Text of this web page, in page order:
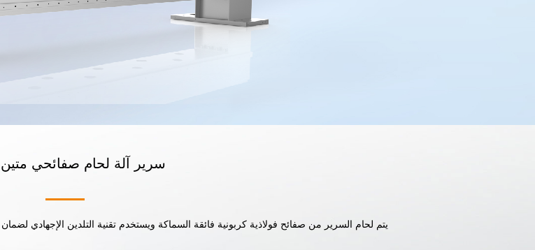
سرير آلة لحام صفائحي متين
يتم لحام السرير من صفائح فولاذية كربونية فائقة السماكة ويستخدم تقنية التلدين الإجهادي